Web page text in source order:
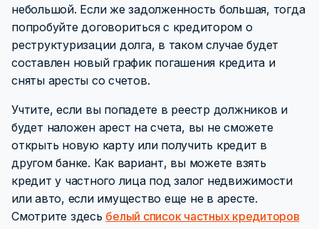
небольшой. Если же задолженность большая, тогда
попробуйте договориться с кредитором о
реструктуризации долга, в таком случае будет
составлен новый график погашения кредита и
сняты аресты со счетов.
Учтите, если вы попадете в реестр должников и
будет наложен арест на счета, вы не сможете
открыть новую карту или получить кредит в
другом банке. Как вариант, вы можете взять
кредит у частного лица под залог недвижимости
или авто, если имущество еще не в аресте.
Смотрите здесь белый список частных кредиторов